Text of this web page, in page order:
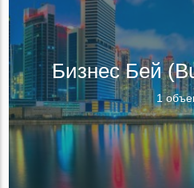
Бизнес Бей
1